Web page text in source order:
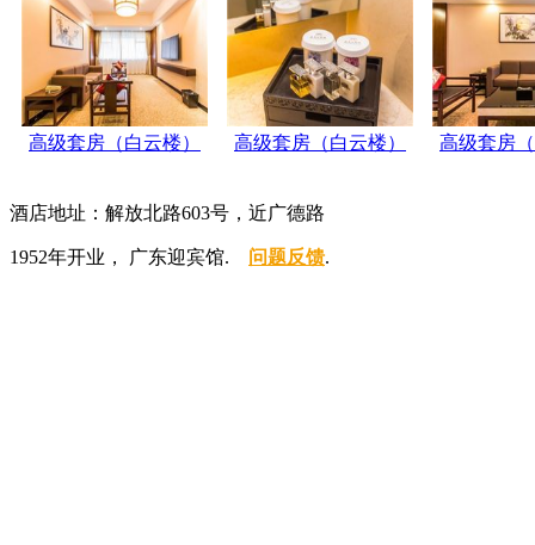
高级套房（白云楼） 高级套房（白云楼） 高级套房
酒店地址：解放北路603号，近广德路
1952年开业， 广东迎宾馆. 问题反馈.